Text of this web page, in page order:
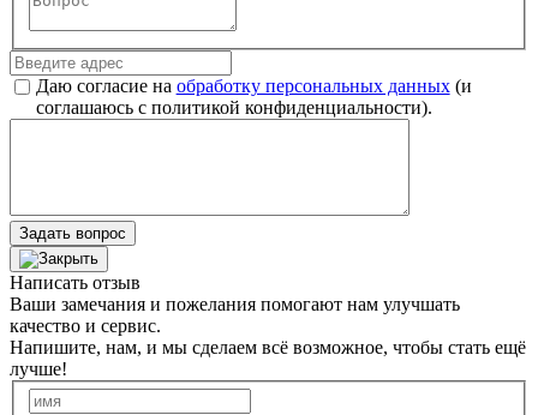
Даю согласие на обработку персональных данных(и
соглашаюсь с политикой конфиденциальности).
Задать вопрос
Написать отзыв
Ваши замечания и пожелания помогают нам улучшать
качество и сервис.
Напишите, нам, и мы сделаем всё возможное, чтобы стать ещё
лучше!